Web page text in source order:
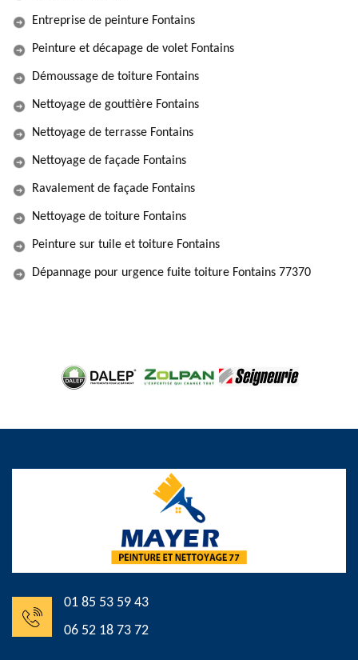
Entreprise de peinture Fontains
Peinture et décapage de volet Fontains
Démoussage de toiture Fontains
Nettoyage de gouttière Fontains
Nettoyage de terrasse Fontains
Nettoyage de façade Fontains
Ravalement de façade Fontains
Nettoyage de toiture Fontains
Peinture sur tuile et toiture Fontains
Dépannage pour urgence fuite toiture Fontains 77370
01 85 53 59 43
06 52 18 73 72